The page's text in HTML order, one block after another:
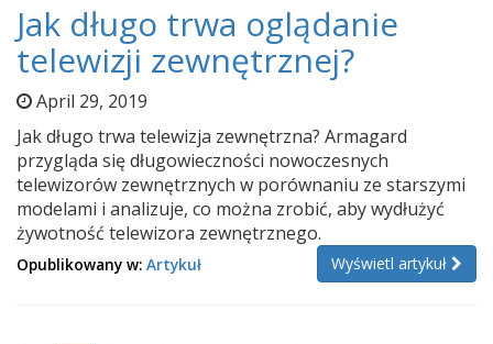
Jak długo trwa oglądanie
telewizji zewnętrznej?
April 29, 2019
Jak długo trwa telewizja zewnętrzna? Armagard
przygląda się długowieczności nowoczesnych
telewizorów zewnętrznych w porównaniu ze starszymi
modelami i analizuje, co można zrobić, aby wydłużyć
żywotność telewizora zewnętrznego.
Wyświetl artykuł
Opublikowany w: Artykuł